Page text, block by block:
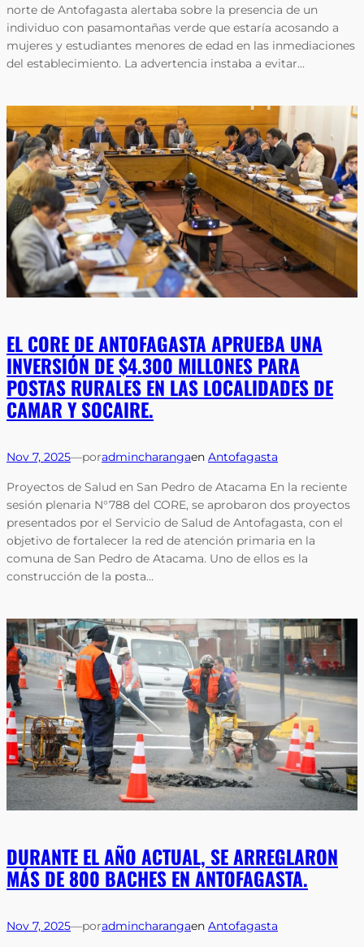
norte de Antofagasta alertaba sobre la presencia de un
individuo con pasamontañas verde que estaría acosando a
mujeres y estudiantes menores de edad en las inmediaciones
del establecimiento. La advertencia instaba a evitar…
EL CORE DE ANTOFAGASTA APRUEBA UNA
INVERSIÓN DE $4.300 MILLONES PARA
POSTAS RURALES EN LAS LOCALIDADES DE
CAMAR Y SOCAIRE.
Nov 7, 2025—poradmincharangaen Antofagasta
Proyectos de Salud en San Pedro de Atacama En la reciente
sesión plenaria N°788 del CORE, se aprobaron dos proyectos
presentados por el Servicio de Salud de Antofagasta, con el
objetivo de fortalecer la red de atención primaria en la
comuna de San Pedro de Atacama. Uno de ellos es la
construcción de la posta…
DURANTE EL AÑO ACTUAL, SE ARREGLARON
MÁS DE 800 BACHES EN ANTOFAGASTA.
Nov 7, 2025—poradmincharangaen Antofagasta